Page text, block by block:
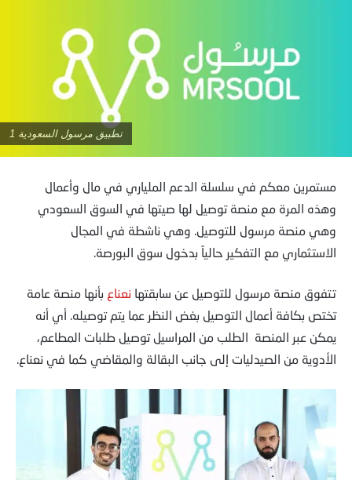
تطبيق مرسول السعودية 1
مستمرين معكم في سلسلة الدعم الملياري في مال وأعمال
وهذه المرة مع منصة توصيل لها صيتها في السوق السعودي
وهي منصة مرسول للتوصيل. وهي ناشطة في المجال
الاستثماري مع التفكير حالياً بدخول سوق البورصة.
تتفوق منصة مرسول للتوصيل عن سابقتها نعناع بأنها منصة عامة
تختص بكافة أعمال التوصيل بغض النظر عما يتم توصيله. أي أنه
يمكن عبر المنصة الطلب من المراسيل توصيل طلبات المطاعم،
الأدوية من الصيدليات إلى جانب البقالة والمقاضي كما في نعناع.